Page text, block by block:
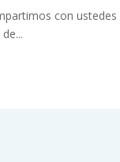
con